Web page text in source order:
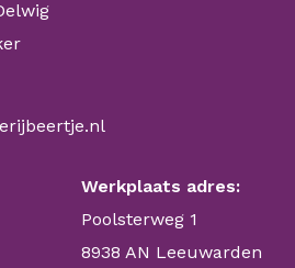
Werkplaats adres:
Poolsterweg 1
8938 AN Leeuwarden